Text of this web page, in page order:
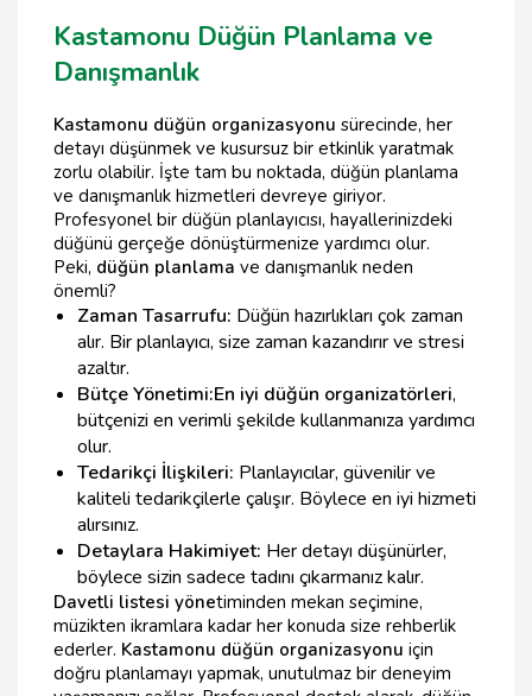
Kastamonu Düğün Planlama ve
Danışmanlık
Kastamonu düğün organizasyonu sürecinde, her
detayı düşünmek ve kusursuz bir etkinlik yaratmak
zorlu olabilir. İşte tam bu noktada, düğün planlama
ve danışmanlık hizmetleri devreye giriyor.
Profesyonel bir düğün planlayıcısı, hayallerinizdeki
düğünü gerçeğe dönüştürmenize yardımcı olur.
Peki, düğün planlama ve danışmanlık neden
önemli?
Zaman Tasarrufu: Düğün hazırlıkları çok zaman
alır. Bir planlayıcı, size zaman kazandırır ve stresi
azaltır.
Bütçe Yönetimi:En iyi düğün organizatörleri,
bütçenizi en verimli şekilde kullanmanıza yardımcı
olur.
Tedarikçi İlişkileri: Planlayıcılar, güvenilir ve
kaliteli tedarikçilerle çalışır. Böylece en iyi hizmeti
alırsınız.
Detaylara Hakimiyet: Her detayı düşünürler,
böylece sizin sadece tadını çıkarmanız kalır.
Davetli listesi yönetiminden mekan seçimine,
müzikten ikramlara kadar her konuda size rehberlik
ederler. Kastamonu düğün organizasyonu için
doğru planlamayı yapmak, unutulmaz bir deneyim